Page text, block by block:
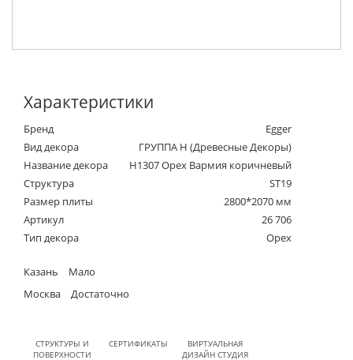
Характеристики
Бренд
Egger
Вид декора
ГРУППА Н (Древесные Декоры)
Название декора
H1307 Орех Вармия коричневый
Структура
ST19
Размер плиты
2800*2070 мм
Артикул
26 706
Тип декора
Орех
Казань
Мало
Москва
Достаточно
СТРУКТУРЫ И
ПОВЕРХНОСТИ
СЕРТИФИКАТЫ
ВИРТУАЛЬНАЯ
ДИЗАЙН СТУДИЯ